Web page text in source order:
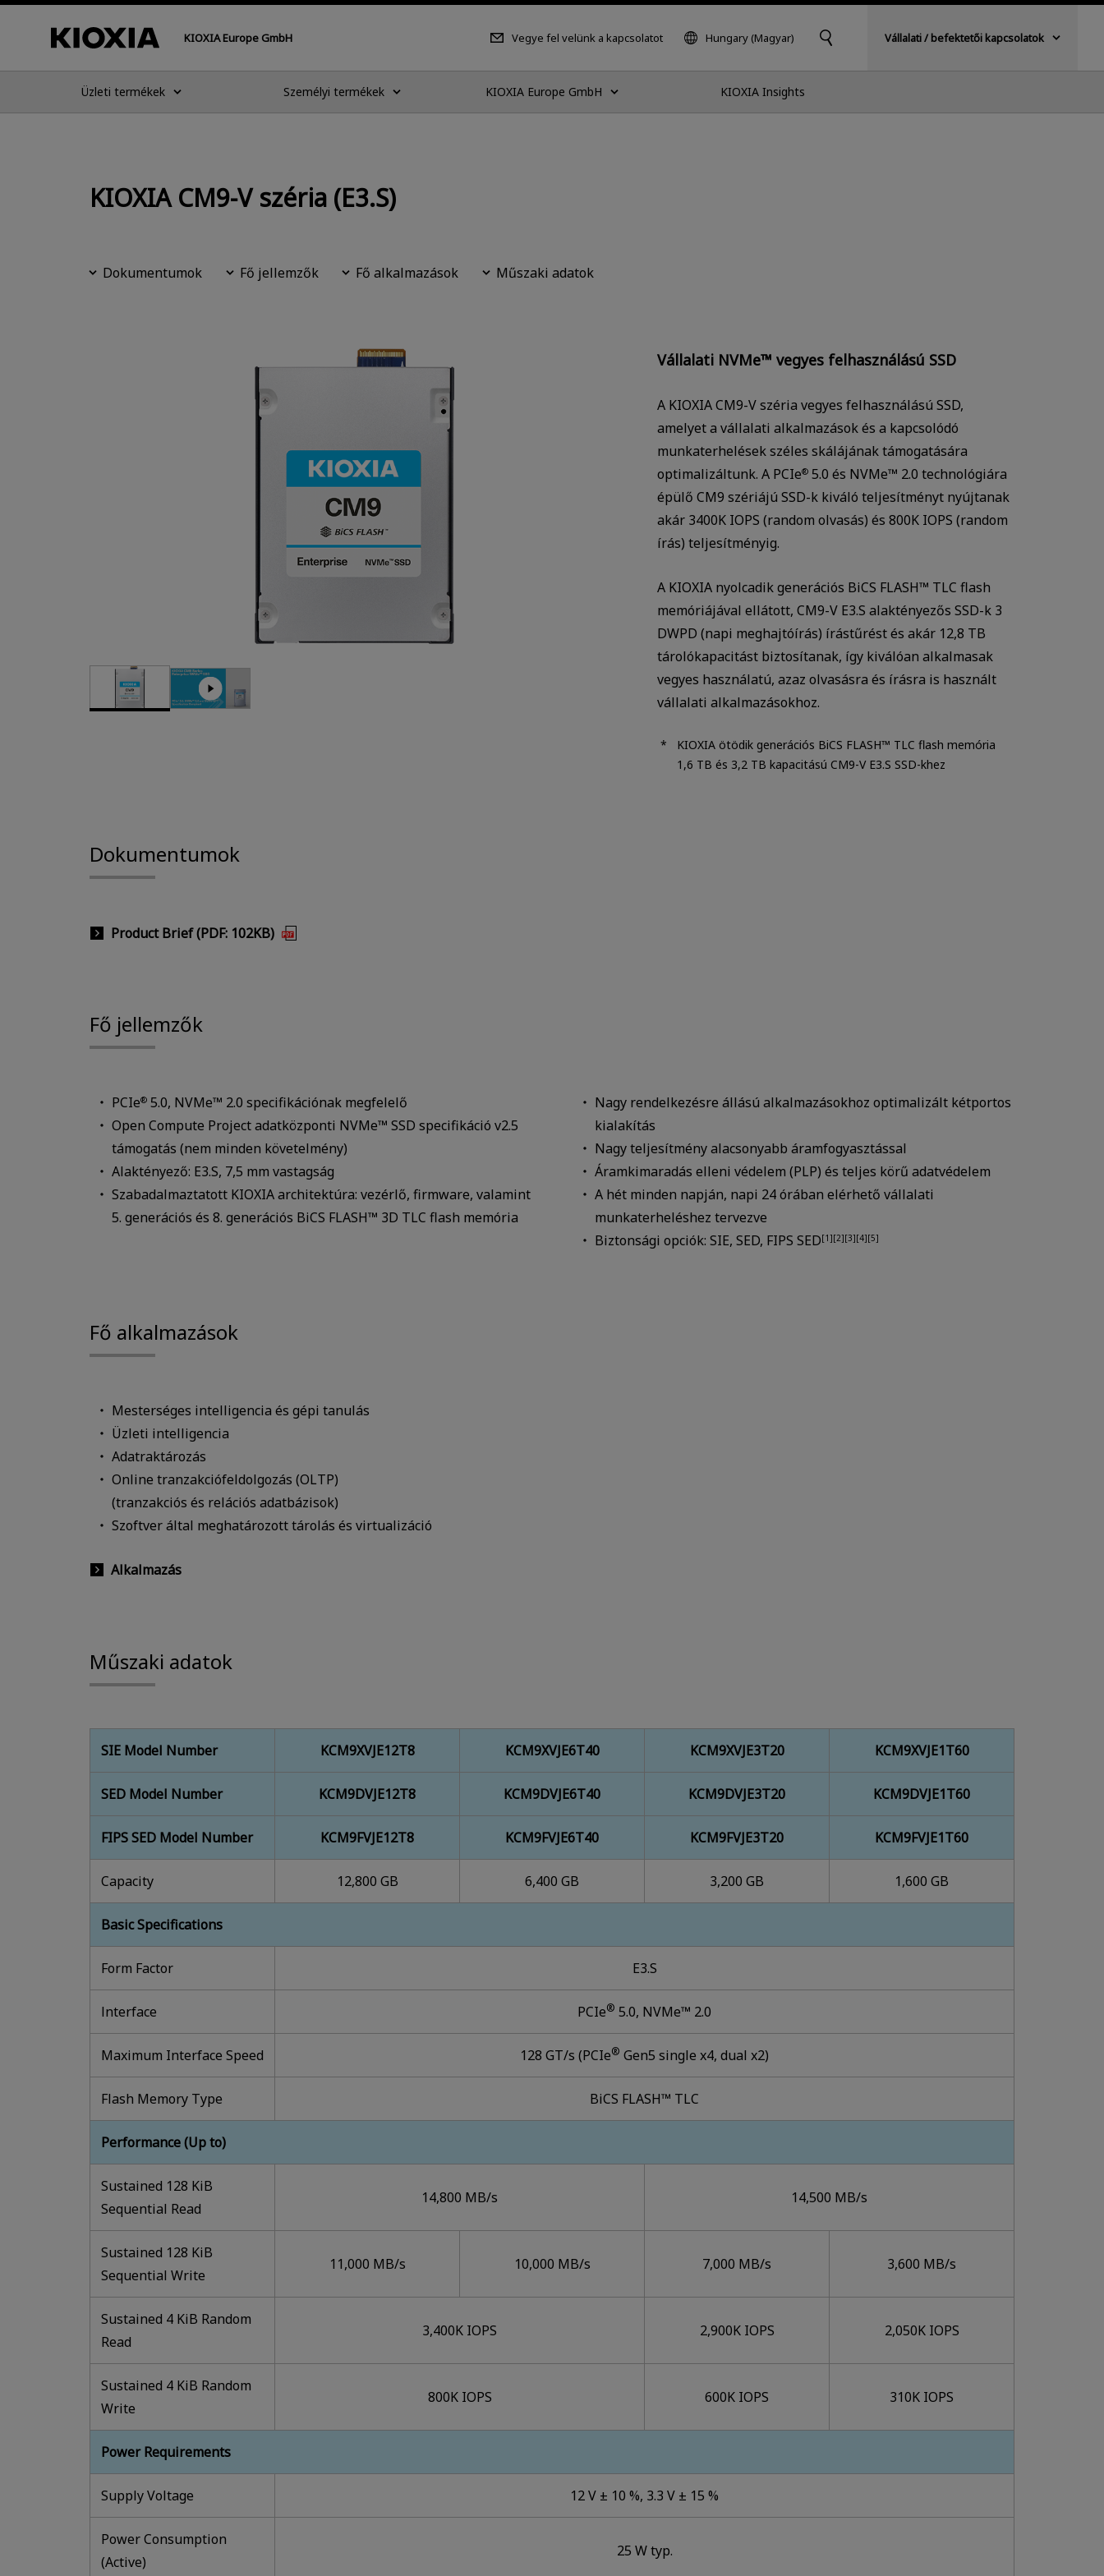
KIOXIA Europe GmbH Vegye fel velünk a kapcsolatot Hungary (Magyar) Vállalati / befektetői kapcsolatok
Üzleti termékek Személyi termékek KIOXIA Europe GmbH KIOXIA Insights
KIOXIA CM9-V széria (E3.S)
Dokumentumok Fő jellemzők Fő alkalmazások Műszaki adatok
Watch in video
Vállalati NVMe™ vegyes felhasználású SSD
A KIOXIA CM9-V széria vegyes felhasználású SSD,
amelyet a vállalati alkalmazások és a kapcsolódó
munkaterhelések széles skálájának támogatására
optimalizáltunk. A PCIe® 5.0 és NVMe™ 2.0 technológiára
épülő CM9 szériájú SSD-k kiváló teljesítményt nyújtanak
akár 3400K IOPS (random olvasás) és 800K IOPS (random
írás) teljesítményig.
A KIOXIA nyolcadik generációs BiCS FLASH™ TLC flash
memóriájával ellátott, CM9-V E3.S alaktényezős SSD-k 3
DWPD (napi meghajtóírás) írástűrést és akár 12,8 TB
tárolókapacitást biztosítanak, így kiválóan alkalmasak
vegyes használatú, azaz olvasásra és írásra is használt
vállalati alkalmazásokhoz.
KIOXIA ötödik generációs BiCS FLASH™ TLC flash memória
1,6 TB és 3,2 TB kapacitású CM9-V E3.S SSD-khez
Dokumentumok
Product Brief (PDF: 102KB)
Fő jellemzők
PCIe® 5.0, NVMe™ 2.0 specifikációnak megfelelő
Open Compute Project adatközponti NVMe™ SSD specifikáció v2.5
támogatás (nem minden követelmény)
Alaktényező: E3.S, 7,5 mm vastagság
Szabadalmaztatott KIOXIA architektúra: vezérlő, firmware, valamint
5. generációs és 8. generációs BiCS FLASH™ 3D TLC flash memória
Nagy rendelkezésre állású alkalmazásokhoz optimalizált kétportos
kialakítás
Nagy teljesítmény alacsonyabb áramfogyasztással
Áramkimaradás elleni védelem (PLP) és teljes körű adatvédelem
A hét minden napján, napi 24 órában elérhető vállalati
munkaterheléshez tervezve
Biztonsági opciók: SIE, SED, FIPS SED[1][2][3][4][5]
Fő alkalmazások
Mesterséges intelligencia és gépi tanulás
Üzleti intelligencia
Adatraktározás
Online tranzakciófeldolgozás (OLTP)
(tranzakciós és relációs adatbázisok)
Szoftver által meghatározott tárolás és virtualizáció
Alkalmazás
Műszaki adatok
SIE Model Number KCM9XVJE12T8 KCM9XVJE6T40 KCM9XVJE3T20 KCM9XVJE1T60
SED Model Number KCM9DVJE12T8 KCM9DVJE6T40 KCM9DVJE3T20 KCM9DVJE1T60
FIPS SED Model Number KCM9FVJE12T8 KCM9FVJE6T40 KCM9FVJE3T20 KCM9FVJE1T60
Capacity 12,800 GB 6,400 GB 3,200 GB 1,600 GB
Basic Specifications
Form Factor E3.S
lnterface PCIe® 5.0, NVMe™ 2.0
Maximum Interface Speed 128 GT/s (PCIe® Gen5 single x4, dual x2)
Flash Memory Type BiCS FLASH™ TLC
Performance (Up to)
Sustained 128 KiB
Sequential Read
14,800 MB/s 14,500 MB/s
Sustained 128 KiB
Sequential Write
11,000 MB/s 10,000 MB/s 7,000 MB/s 3,600 MB/s
Sustained 4 KiB Random
Read
3,400K IOPS 2,900K IOPS 2,050K IOPS
Sustained 4 KiB Random
Write
800K IOPS 600K IOPS 310K IOPS
Power Requirements
Supply Voltage 12 V ± 10 %, 3.3 V ± 15 %
Power Consumption
(Active)
25 W typ.